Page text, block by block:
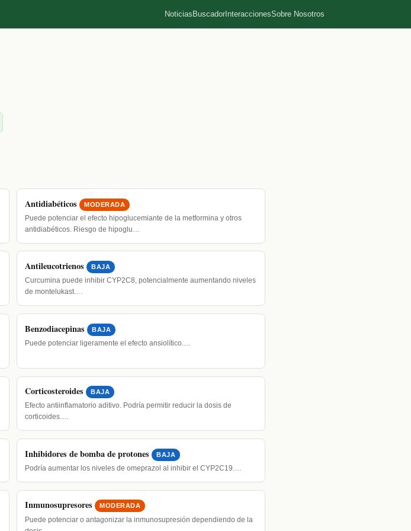
Noticias Buscador InteraccionesSobre Nosotros
Antidiabéticos MODERADA
Puede potenciar el efecto hipoglucemiante de la metformina y otros
antidiabéticos. Riesgo de hipoglu…
Antileucotrienos BAJA
Curcumina puede inhibir CYP2C8, potencialmente aumentando niveles
de montelukast.…
Benzodiacepinas BAJA
Puede potenciar ligeramente el efecto ansiolítico.…
Corticosteroides BAJA
Efecto antiinflamatorio aditivo. Podría permitir reducir la dosis de
corticoides.…
Inhibidores de bomba de protones BAJA
Podría aumentar los niveles de omeprazol al inhibir el CYP2C19.…
Inmunosupresores MODERADA
Puede potenciar o antagonizar la inmunosupresión dependiendo de la